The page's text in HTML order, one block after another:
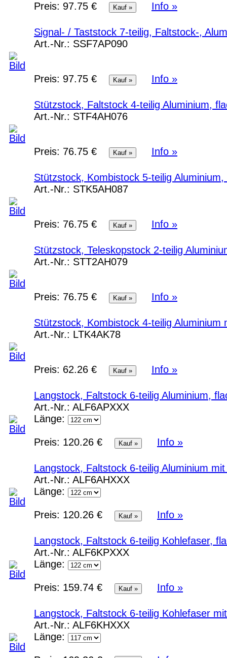
Preis: 97.75 € Info »
Signal- / Taststock 7-teilig, Faltstock-,
Art.-Nr.: SSF7AP090
Preis: 97.75 € Info »
Stützstock, Faltstock 4-teilig Aluminium,
Art.-Nr.: STF4AH076
Preis: 76.75 € Info »
Stützstock, Kombistock 5-teilig
Art.-Nr.: STK5AH087
Preis: 76.75 € Info »
Stützstock, Teleskopstock 2-teilig
Art.-Nr.: STT2AH079
Preis: 76.75 € Info »
Stützstock, Kombistock 4-teilig Aluminium
Art.-Nr.: LTK4AK78
Preis: 62.26 € Info »
Langstock, Faltstock 6-teilig Aluminium,
Art.-Nr.: ALF6APXXX
Länge:
Preis: 120.26 € Info »
Langstock, Faltstock 6-teilig Aluminium
Art.-Nr.: ALF6AHXXX
Länge:
Preis: 120.26 € Info »
Langstock, Faltstock 6-teilig Kohlefaser,
Art.-Nr.: ALF6KPXXX
Länge:
Preis: 159.74 € Info »
Langstock, Faltstock 6-teilig Kohlefaser
Art.-Nr.: ALF6KHXXX
Länge: